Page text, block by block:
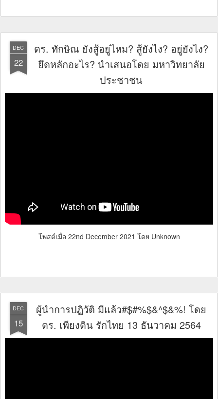
DEC
22
ดร. ทักษิณ ยังสู้อยู่ไหม? สู้ยังไง? อยู่ยังไง?
ยึดหลักอะไร? นำเสนอโดย มหาวิทยาลัย
ประชาชน
โพสต์เมื่อ 22nd December 2021 โดย Unknown
DEC
15
ผู้นำการปฏิวัติ มีแล้ว#$#%$&^$&%! โดย
ดร. เพียงดิน รักไทย 13 ธันวาคม 2564